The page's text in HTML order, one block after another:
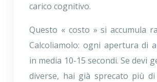
carico cognitivo.
Questo « costo » si accumula
Calcoliamolo: ogni apertura di
in media 10-15 secondi. Se devi
diverse, hai già sprecato più